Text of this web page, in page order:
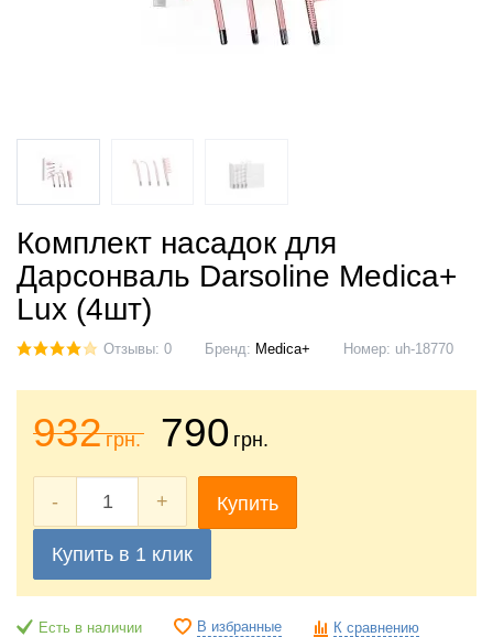
Комплект насадок для
Дарсонваль Darsoline Medica+
Lux (4шт)
Отзывы: 0 Бренд: Medica+ Номер: uh-18770
932грн. 790 грн.
- + Купить
Купить в 1 клик
Есть в наличии В избранные К сравнению